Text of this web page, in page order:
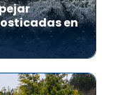
en